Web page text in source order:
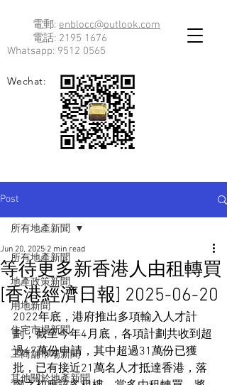
電郵: enblocc@outlook.com
電話: 2195 1676
Whatsapp: 9512 0565
Wechat:
Post
所有地產新聞
地產政策新聞
用地新聞
住宅市場新聞
工商舖市場新聞
其他關於地產新聞
所有地產新聞
等待更多新香港人由租轉買
[香港經濟日報] 2025-06-20
Jun 20, 2025 2 min read
2022年底，港府推出多項輸入人才計
劃，截至今年4月底，各項計劃共收到超
過47萬份申請，其中超過31萬份已獲
批，已有接近21萬名人才抵達香港，落